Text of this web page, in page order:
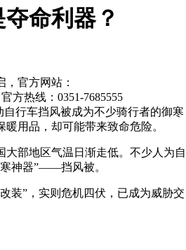
命利器？
官方网站：
官方热线：0351-7685555
行车挡风被成为不少骑行者的御寒
用品，却可能带来致命危险。
大部地区气温日渐走低。不少人为自
神器”——挡风被。
装”，实则危机四伏，已成为威胁交